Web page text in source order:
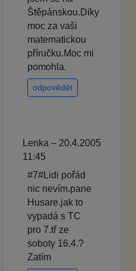
Štěpánskou.Díky
moc za vaši
matematickou
příručku.Moc mi
pomohla.
odpovědět
Lenka – 20.4.2005
11:45
#7#Lidi pořád
nic nevím.pane
Husare.jak to
vypadá s TC
pro 7.tř ze
soboty 16.4.?
Zatím